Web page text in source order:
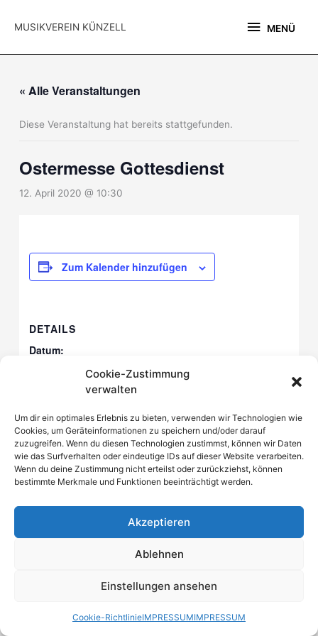
Cookie-Zustimmung
verwalten
Um dir ein optimales Erlebnis zu bieten, verwenden wir Technologien wie
Cookies, um Geräteinformationen zu speichern und/oder darauf
zuzugreifen. Wenn du diesen Technologien zustimmst, können wir Daten
wie das Surfverhalten oder eindeutige IDs auf dieser Website verarbeiten.
Wenn du deine Zustimmung nicht erteilst oder zurückziehst, können
bestimmte Merkmale und Funktionen beeinträchtigt werden.
Akzeptieren
Ablehnen
Einstellungen ansehen
Cookie-RichtlinieIMPRESSUMIMPRESSUM
InhaltMUSIKVEREIN KÜNZELL MENÜ
MENÜ
« Alle Veranstaltungen
Diese Veranstaltung hat bereits stattgefunden.
Ostermesse Gottesdienst
12. April 2020 @ 10:30
Zum Kalender hinzufügen
DETAILS
Datum:
12. April 2020
Musikalischer Abend !!Abgesagt!! Probenwochenende
Copyright © 2025MUSIKVEREIN KÜNZELL| Powered byAstra
WordPress-Theme
Cookie-Richtlinie (EU)